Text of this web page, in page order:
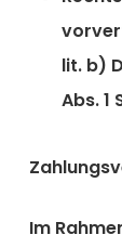
lit. b)
Abs. 1
Im